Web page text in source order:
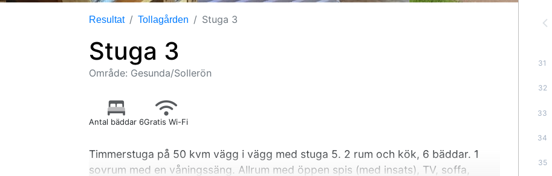
Resultat Tollagården Stuga 3
Stuga 3
Område: Gesunda/Sollerön
Antal bäddar 6Gratis Wi-Fi
Timmerstuga på 50 kvm vägg i vägg med stuga 5. 2 rum och kök, 6 bäddar. 1
sovrum med en våningssäng. Allrum med öppen spis (med insats), TV, soffa,
31
32
33
34
35